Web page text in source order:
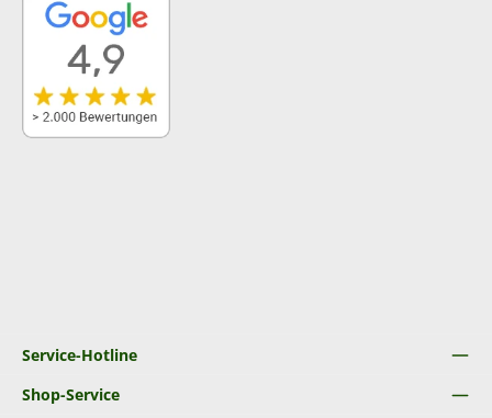
Service-Hotline
Shop-Service